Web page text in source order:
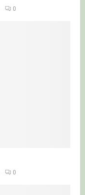
0
0